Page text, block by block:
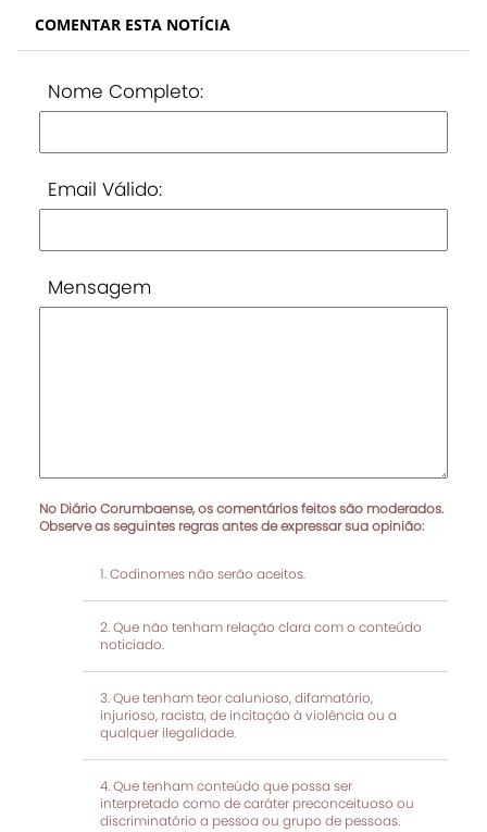
COMENTAR ESTA NOTÍCIA
Nome Completo:
Email Válido:
Mensagem
No Diário Corumbaense, os comentários feitos são moderados.
Observe as seguintes regras antes de expressar sua opinião:
Codinomes não serão aceitos.
Que não tenham relação clara com o conteúdo
noticiado.
Que tenham teor calunioso, difamatório,
injurioso, racista, de incitação à violência ou a
qualquer ilegalidade.
Que tenham conteúdo que possa ser
interpretado como de caráter preconceituoso ou
discriminatório a pessoa ou grupo de pessoas.